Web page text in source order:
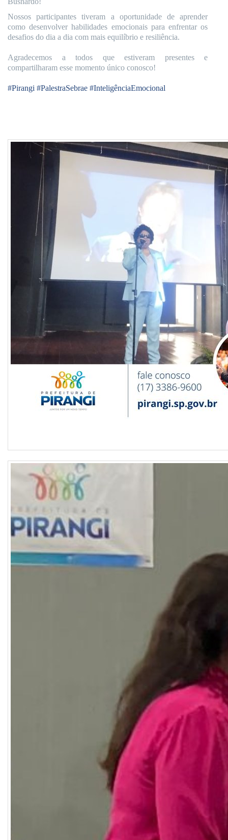
Nossos participantes tiveram a oportunidade de aprender
como desenvolver habilidades emocionais para enfrentar os
desafios do dia a dia com mais equilíbrio e resiliência.
Agradecemos a todos que estiveram presentes e
compartilharam esse momento único conosco!
#Pirangi #PalestraSebrae #InteligênciaEmocional